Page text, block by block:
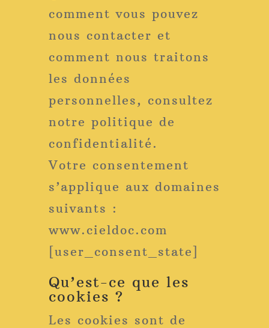
comment vous pouvez
nous contacter et
comment nous traitons
les données
personnelles, consultez
notre politique de
confidentialité.
Votre consentement
s’applique aux domaines
suivants :
www.cieldoc.com
[user_consent_state]
Qu’est-ce que les
cookies ?
Les cookies sont de